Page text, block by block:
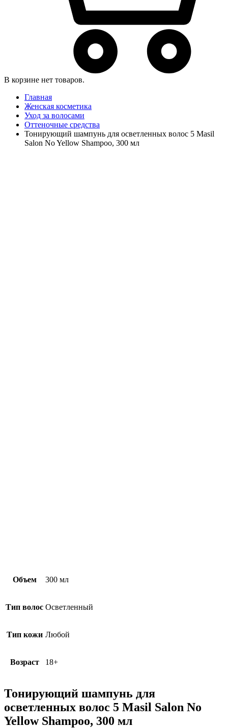
В корзине нет товаров.
Главная
Женская косметика
Уход за волосами
Оттеночные средства
Тонирующий шампунь для осветленных волос 5 Masil
Salon No Yellow Shampoo, 300 мл
Объем 300 мл
Тип волос Осветленный
Тип кожи Любой
Возраст 18+
Тонирующий шампунь для
осветленных волос 5 Masil Salon No
Yellow Shampoo, 300 мл